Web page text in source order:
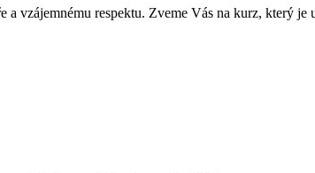
vzájemnému respektu. Zveme Vás na kurz, který